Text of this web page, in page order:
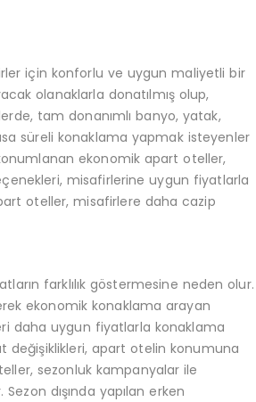
için konforlu ve uygun maliyetli bir
olanaklarla donatılmış olup,
tam donanımlı banyo, yatak,
süreli konaklama yapmak isteyenler
ekonomik apart oteller,
misafirlerine uygun fiyatlarla
oteller, misafirlere daha cazip
farklılık göstermesine neden olur.
ekonomik konaklama arayan
daha uygun fiyatlarla konaklama
değişiklikleri, apart otelin konumuna
sezonluk kampanyalar ile
dışında yapılan erken